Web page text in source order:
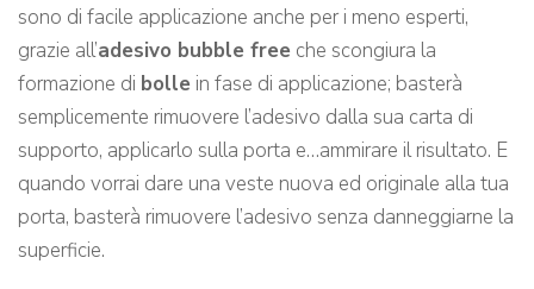
sono di facile applicazione anche per i meno esperti,
grazie all’adesivo bubble free che scongiura la
formazione di bolle in fase di applicazione; basterà
semplicemente rimuovere l’adesivo dalla sua carta di
supporto, applicarlo sulla porta e…ammirare il risultato. E
quando vorrai dare una veste nuova ed originale alla tua
porta, basterà rimuovere l’adesivo senza danneggiarne la
superficie.